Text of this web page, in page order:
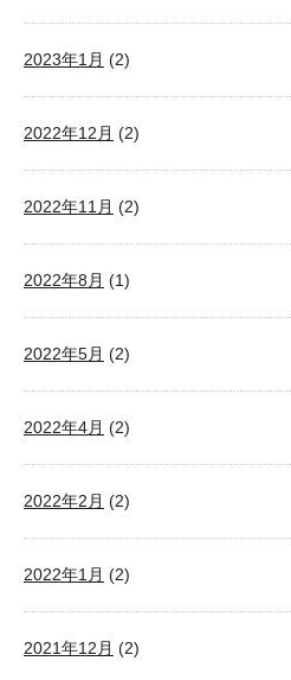
2023年1月 (2)
2022年12月 (2)
2022年11月 (2)
2022年8月 (1)
2022年5月 (2)
2022年4月 (2)
2022年2月 (2)
2022年1月 (2)
2021年12月 (2)